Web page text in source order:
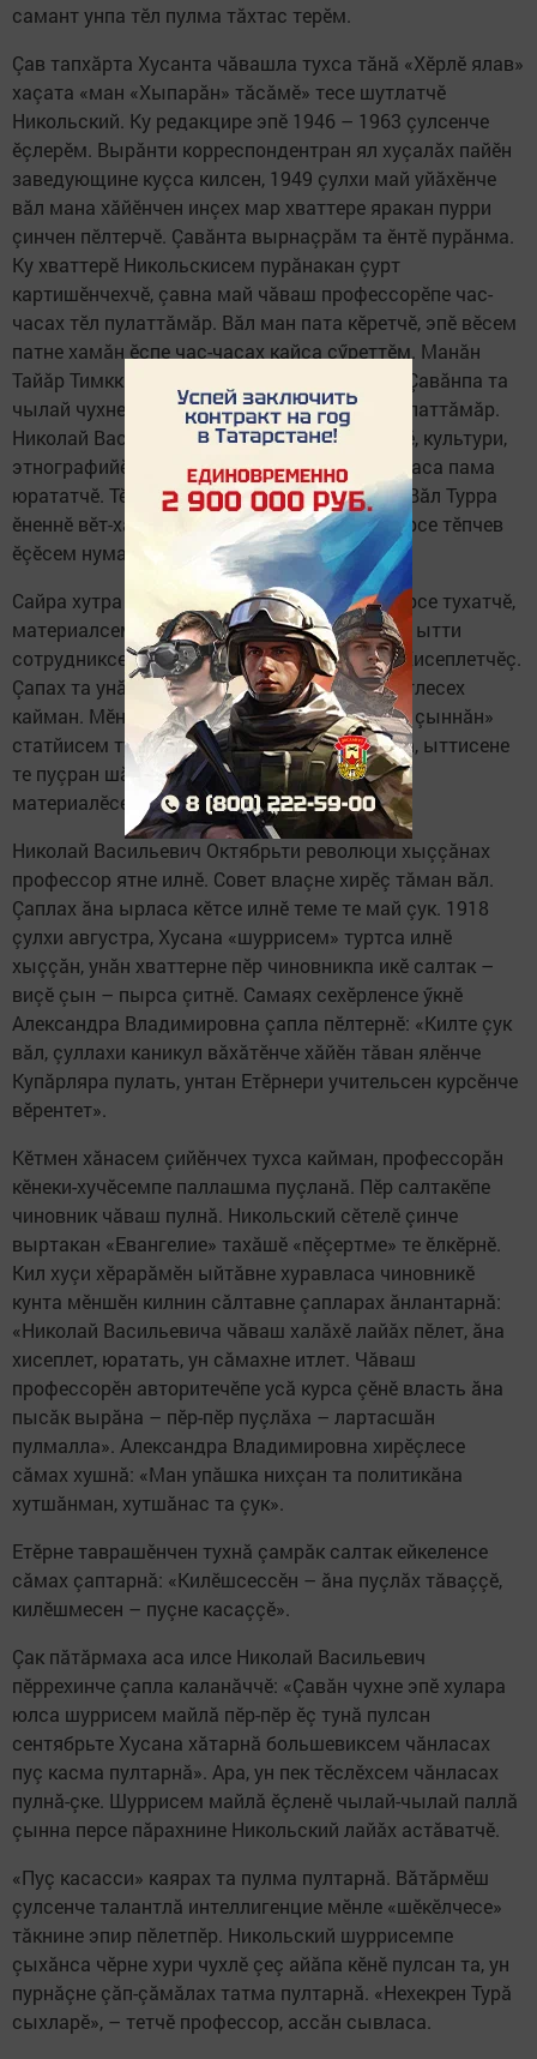
самант унпа тӗл пулма тăхтас терӗм.
Çав тапхăрта Хусанта чăвашла тухса тăнă «Хӗрлӗ ялав»
хаçата «ман «Хыпарăн» тăсăмӗ» тесе шутлатчӗ
Никольский. Ку редакцире эпӗ 1946 – 1963 çулсенче
ӗçлерӗм. Вырăнти корреспондентран ял хуçалăх пайӗн
заведующине куçса килсен, 1949 çулхи май уйăхӗнче
вăл мана хăйӗнчен инçех мар хваттере яракан пурри
çинчен пӗлтерчӗ. Çавăнта вырнаçрăм та ӗнтӗ пурăнма.
Ку хваттерӗ Никольскисем пурăнакан çурт
картишӗнчехчӗ, çавна май чăваш профессорӗпе час-
часах тӗл пулаттăмăр. Вăл ман пата кӗретчӗ, эпӗ вӗсем
патне хамăн ӗçпе час-часах кайса çӳреттӗм. Манăн
Тайăр Тимкки çинчен ыйтса пӗлес килетчӗ. Çавăнпа та
чылай чухне эпир унпа Тайăр çинчен сăмахлаттăмăр.
Николай Васильевич халăхăмăрăн историйӗ, культури,
этнографийӗ çинчен хăйех, ыйтмасăрах каласа пама
юрататчӗ. Тӗн пирки те сахал мар калаçнă. Вăл Турра
ӗненнӗ вӗт-ха тата православи тӗнне тишкерсе тӗпчев
ӗçӗсем нумай çырнă.
Сайра хутра Никольский пирӗн редакцие кӗрсе тухатчӗ,
материалсем те илсе пыратчӗ. Редактор та, ытти
сотрудниксем те ăна питӗ лайăх пӗлетчӗç. Хисеплетчӗç.
Çапах та унăн материалӗсене хаçатра пичетлесех
кайман. Мӗншӗн тесен «тӗн шухăш-кăмăллă çыннăн»
статйисем тухсан вăл вăхăтра редактора та, ыттисене
те пуçран шăлман. Çавăнпа та Никольский
материалӗсенчен тытăнарах тăнă.
Николай Васильевич Октябрьти революци хыççăнах
профессор ятне илнӗ. Совет влаçне хирӗç тăман вăл.
Çаплах ăна ырласа кӗтсе илнӗ теме те май çук. 1918
çулхи августра, Хусана «шуррисем» туртса илнӗ
хыççăн, унăн хваттерне пӗр чиновникпа икӗ салтак –
виçӗ çын – пырса çитнӗ. Самаях сехӗрленсе ӳкнӗ
Александра Владимировна çапла пӗлтернӗ: «Килте çук
вăл, çуллахи каникул вăхăтӗнче хăйӗн тăван ялӗнче
Купăрляра пулать, унтан Етӗрнери учительсен курсӗнче
вӗрентет».
Кӗтмен хăнасем çийӗнчех тухса кайман, профессорăн
кӗнеки-хучӗсемпе паллашма пуçланă. Пӗр салтакӗпе
чиновник чăваш пулнă. Никольский сӗтелӗ çинче
выртакан «Евангелие» тахăшӗ «пӗçертме» те ӗлкӗрнӗ.
Кил хуçи хӗрарăмӗн ыйтăвне хуравласа чиновникӗ
кунта мӗншӗн килнин сăлтавне çапларах ăнлантарнă:
«Николай Васильевича чăваш халăхӗ лайăх пӗлет, ăна
хисеплет, юратать, ун сăмахне итлет. Чăваш
профессорӗн авторитечӗпе усă курса çӗнӗ власть ăна
пысăк вырăна – пӗр-пӗр пуçлăха – лартасшăн
пулмалла». Александра Владимировна хирӗçлесе
сăмах хушнă: «Ман упăшка нихçан та политикăна
хутшăнман, хутшăнас та çук».
Етӗрне таврашӗнчен тухнă çамрăк салтак ейкеленсе
сăмах çаптарнă: «Килӗшсессӗн – ăна пуçлăх тăваççӗ,
килӗшмесен – пуçне касаççӗ».
Çак пăтăрмаха аса илсе Николай Васильевич
пӗррехинче çапла каланăччӗ: «Çавăн чухне эпӗ хулара
юлса шуррисем майлă пӗр-пӗр ӗç тунă пулсан
сентябрьте Хусана хăтарнă большевиксем чăнласах
пуç касма пултарнă». Ара, ун пек тӗслӗхсем чăнласах
пулнă-çке. Шуррисем майлă ӗçленӗ чылай-чылай паллă
çынна персе пăрахнине Никольский лайăх астăватчӗ.
«Пуç касасси» каярах та пулма пултарнă. Вăтăрмӗш
çулсенче талантлă интеллигенцие мӗнле «шӗкӗлчесе»
тăкнине эпир пӗлетпӗр. Никольский шуррисемпе
çыхăнса чӗрне хури чухлӗ çеç айăпа кӗнӗ пулсан та, ун
пурнăçне çăп-çăмăлах татма пултарнă. «Нехекрен Турă
сыхларӗ», – тетчӗ профессор, ассăн сывласа.